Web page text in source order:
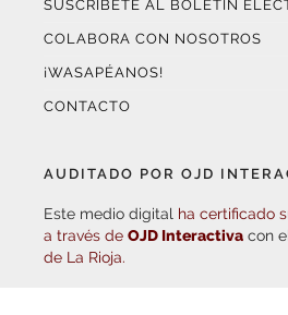
SUSCRÍBETE AL BOLETÍN
COLABORA CON NOSOTROS
¡WASAPÉANOS!
CONTACTO
AUDITADO POR OJD
Este medio digital ha certificado
a través de OJD Interactiva con
de La Rioja.